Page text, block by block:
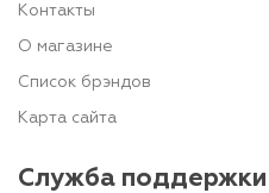
Контакты
О магазине
Список брэндов
Карта сайта
Служба поддержки